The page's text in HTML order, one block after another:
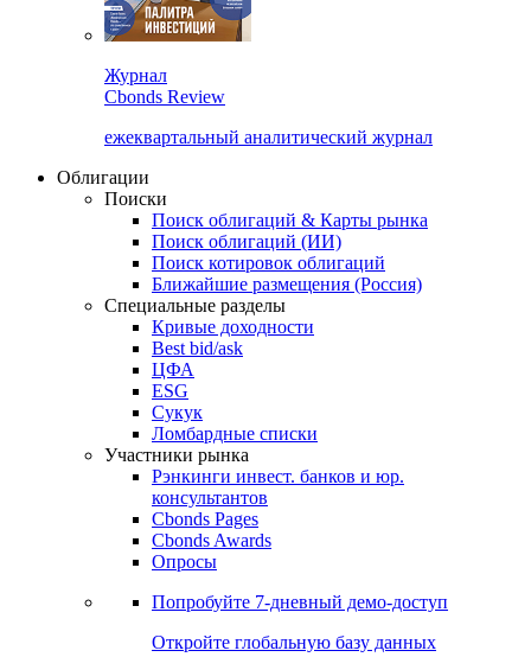
Журнал
Cbonds Review
ежеквартальный аналитический журнал
Облигации
Поиски
Поиск облигаций & Карты рынка
Поиск облигаций (ИИ)
Поиск котировок облигаций
Ближайшие размещения (Россия)
Специальные разделы
Кривые доходности
Best bid/ask
ЦФА
ESG
Сукук
Ломбардные списки
Участники рынка
Рэнкинги инвест. банков и юр.
консультантов
Cbonds Pages
Cbonds Awards
Опросы
Попробуйте 7-дневный демо-доступ
Откройте глобальную базу данных